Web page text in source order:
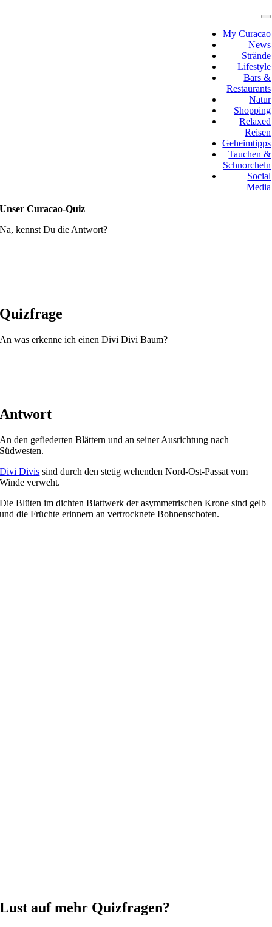
My Curacao
News
Strände
Lifestyle
Bars &
Restaurants
Natur
Shopping
Relaxed
Reisen
Geheimtipps
Tauchen &
Schnorcheln
Social
Media
Unser Curacao-Quiz
Na, kennst Du die Antwort?
Quizfrage
An was erkenne ich einen Divi Divi Baum?
Antwort
An den gefiederten Blättern und an seiner Ausrichtung nach
Südwesten.
Divi Divis sind durch den stetig wehenden Nord-Ost-Passat vom
Winde verweht.
Die Blüten im dichten Blattwerk der asymmetrischen Krone sind gelb
und die Früchte erinnern an vertrocknete Bohnenschoten.
Lust auf mehr Quizfragen?